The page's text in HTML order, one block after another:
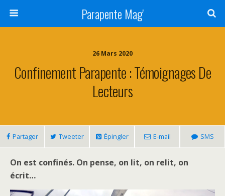
Parapente Mag'
26 Mars 2020
Confinement Parapente : Témoignages De
Lecteurs
Partager Tweeter Épingler E-mail SMS
On est confinés. On pense, on lit, on relit, on
écrit…